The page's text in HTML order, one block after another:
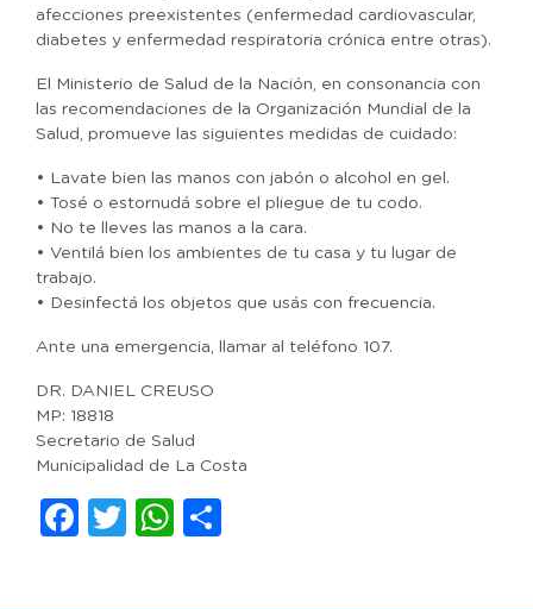
afecciones preexistentes (enfermedad cardiovascular,
diabetes y enfermedad respiratoria crónica entre otras).
El Ministerio de Salud de la Nación, en consonancia con
las recomendaciones de la Organización Mundial de la
Salud, promueve las siguientes medidas de cuidado:
• Lavate bien las manos con jabón o alcohol en gel.
• Tosé o estornudá sobre el pliegue de tu codo.
• No te lleves las manos a la cara.
• Ventilá bien los ambientes de tu casa y tu lugar de
trabajo.
• Desinfectá los objetos que usás con frecuencia.
Ante una emergencia, llamar al teléfono 107.
DR. DANIEL CREUSO
MP: 18818
Secretario de Salud
Municipalidad de La Costa
Facebook
TwitterWhatsApp